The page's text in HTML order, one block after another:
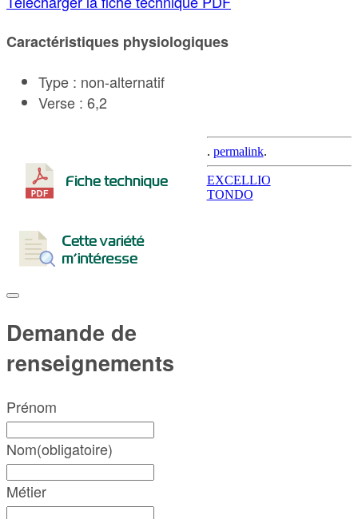
Caractéristiques physiologiques
Type : non-alternatif
Verse : 6,2
Demande de
renseignements
Prénom
Nom(obligatoire)
Métier
. permalink.
Post
navigation
EXCELLIO
TONDO